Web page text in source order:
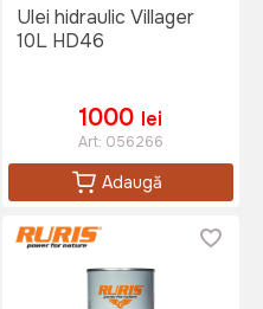
Ulei hidraulic Villager
10L HD46
1000 lei
Art: 056266
Adaugă